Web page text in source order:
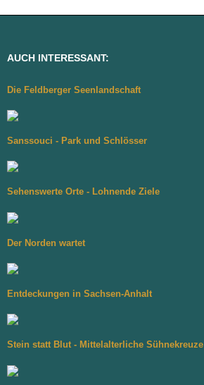
AUCH INTERESSANT:
Die Feldberger Seenlandschaft
Sanssouci - Park und Schlösser
Sehenswerte Orte - Lohnende Ziele
Der Norden wartet
Entdeckungen in Sachsen-Anhalt
Stein statt Blut - Mittelalterliche Sühnekreuze